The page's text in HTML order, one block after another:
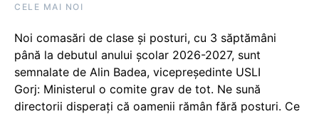
CELE MAI NOI
Noi comasări de clase și posturi, cu 3 săptămâni
până la debutul anului școlar 2026-2027, sunt
semnalate de Alin Badea, vicepreședinte USLI
Gorj: Ministerul o comite grav de tot. Ne sună
directorii disperați că oamenii rămân fără posturi. Ce